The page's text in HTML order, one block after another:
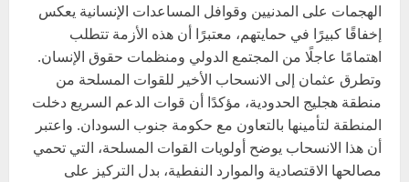
الهجمات على المدنيين وقوافل المساعدات الإنسانية يعكس
إخفاقًا كبيرًا في حمايتهم، معتبرًا أن هذه الأزمة تتطلب
اهتمامًا عاجلًا من المجتمع الدولي ومنظمات حقوق الإنسان.
وتطرق عثمان إلى الانسحاب الأخير للقوات المسلحة من
منطقة هجليج الحدودية، مؤكدًا أن قوات الدعم السريع دخلت
المنطقة لتأمينها بالتعاون مع حكومة جنوب السودان. واعتبر
أن هذا الانسحاب يوضح أولويات القوات المسلحة، التي تحمي
مصالحها الاقتصادية والموارد النفطية، بدل التركيز على